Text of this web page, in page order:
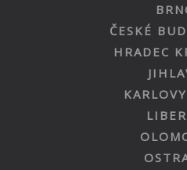
ČESKÉ
HRADEC